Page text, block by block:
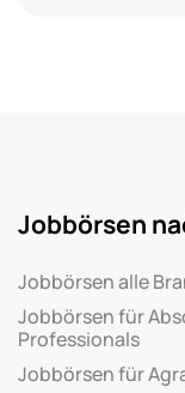
Jobbörsen
Jobbörsen alle
Jobbörsen für
Professionals
Jobbörsen für